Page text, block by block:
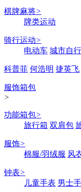
棋牌麻将>
牌类运动
骑行运动>
电动车 城市自
科普菲 何浩明 捷英飞
服饰箱包
>
功能箱包>
旅行箱 双肩包
服饰>
棉服/羽绒服 风
钟表>
儿童手表 男士